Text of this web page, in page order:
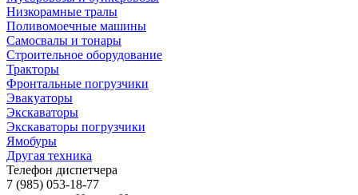
Низкорамные тралы
Поливомоечные машины
Самосвалы и тонары
Строительное оборудование
Тракторы
Фронтальные погрузчики
Эвакуаторы
Экскаваторы
Экскаваторы погрузчики
Ямобуры
Другая техника
Телефон диспетчера
7 (985) 053-18-77